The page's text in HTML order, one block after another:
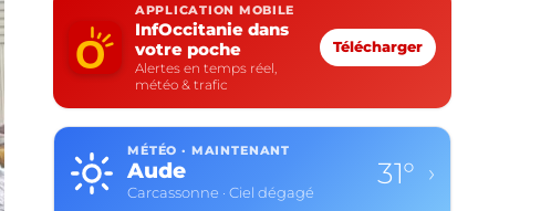
APPLICATION MOBILE
InfOccitanie dans
votre poche
Alertes en temps réel,
météo & trafic
Télécharger
MÉTÉO · MAINTENANT
Aude
Carcassonne · Ciel dégagé
31° ›